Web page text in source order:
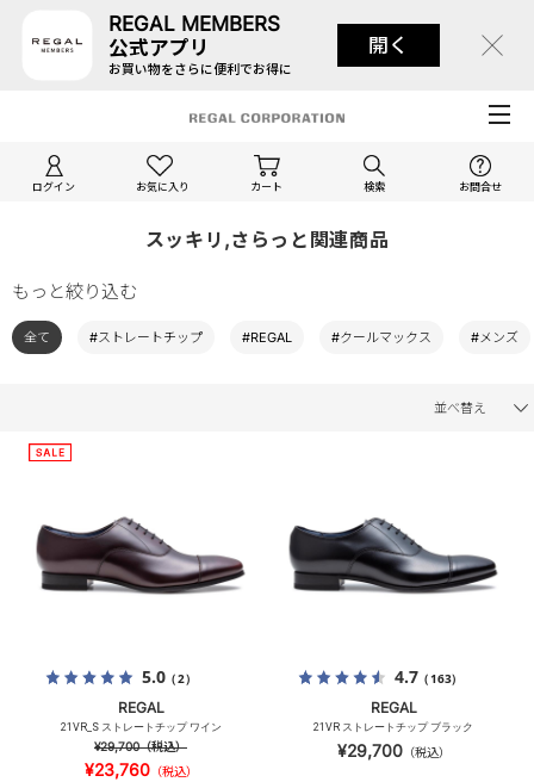
REGAL MEMBERS
公式アプリ
お買い物をさらに便利でお得に
開く
ログイン お気に入り カート 検索 お問合せ
スッキリ,さらっと関連商品
もっと絞り込む
全て #ストレートチップ #REGAL #クールマックス #メンズ
並べ替え
5.0（2）
REGAL
21VR_S ストレートチップ ワイン
¥29,700（税込）
¥23,760（税込）
4.7（163）
REGAL
21VR ストレートチップ ブラック
¥29,700（税込）